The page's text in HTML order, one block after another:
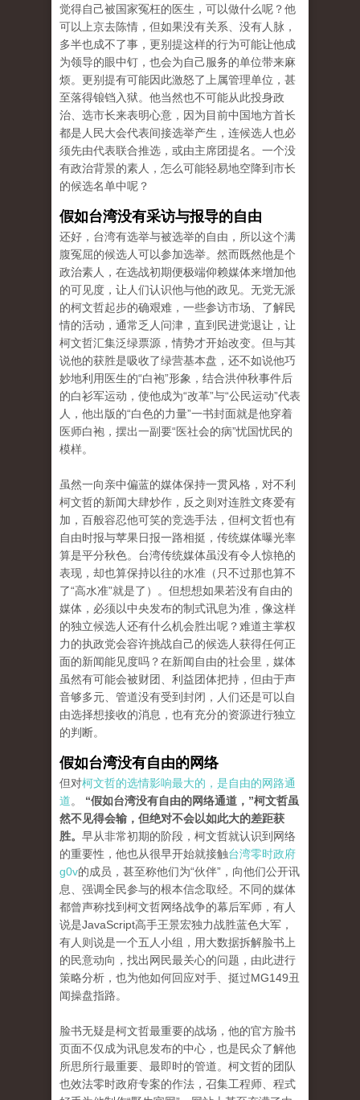
觉得自己被国家冤枉的医生，可以做什么呢？他
可以上京去陈情，但如果没有关系、没有人脉，
多半也成不了事，更别提这样的行为可能让他成
为领导的眼中钉，也会为自己服务的单位带来麻
烦。 更别提有可能因此激怒了上属管理单位，甚
至落得锒铛入狱。 他当然也不可能从此投身政
治、选市长来表明心意，因为目前中国地方首长
都是人民大会代表间接选举产生，连候选人也必
须先由代表联合推选，或由主席团提名。 一个没
有政治背景的素人，怎么可能轻​​易地空降到市长
的候选名单中呢？
假如台湾没有采访与报导的自由
还好，台湾有选举与被​​选举的自由，所以这个满
腹冤屈的候选人可以参加选举。 然而既然他是个
政治素人，在选战初期便极端仰赖媒体来增加他
的可见度，让人们认识他与他的政见。 无党无派
的柯文哲起步的确艰难，一些参访市场、了解民
情的活动，通常乏人问津，直到民进党退让，让
柯文哲汇集泛绿票源，情势才开始改变。 但与其
说他的获胜是吸收了绿营基本盘，还不如说他巧
妙地利用医生的“白袍”形象，结合洪仲秋事件后
的白衫军运动，使他成为“改革”与“公民运动”代表
人，他出版的“白色的力量”一书封面就是他穿着
医师白袍，摆出一副要“医社会的病”忧国忧民的
模样。
虽然一向亲中偏蓝的媒体保持一贯风格，对不利
柯文哲的新闻大肆炒作，反之则对连胜文疼爱有
加，百般容忍他可笑的竞选手法，但柯文哲也有
自由时报与苹果日报一路相挺 ，传统媒体曝光率
算是平分秋色。 台湾传统媒体虽没有令人惊艳的
表现，却也算保持以往的水准（只不过那也算不
了“高水准”就是了）。 但想想如果若没有自由的
媒体，必须以中央发布的制式讯息为准，像这样
的独立候选人还有什么机会胜出呢？难道主掌权
力的执政党会容许挑战自己的候选人获得任何正
面的新闻能见度吗？在新闻自由的社会里，媒体
虽然有可能会被财团、利益团体把持，但由于声
音够多元、管道没有受到封闭，人们还是可以自
由选择想接收的消息，也有充分的资源进行独立
的判断。
假如台湾没有自由的网络
但对柯文哲的选情影响最大的，是自由的网路通
道。
“假如台湾没有自由的网络通道，”柯文哲虽
然不见得会输，但绝对不会以如此大的差距获
胜。 早从非常初期的阶段，柯文哲就认识到网络
的重要性，他也从很早开始就接触台湾零时政府
g0v的成员，甚至称他们为“伙伴”，向他们公开讯
息、强调全民参与的根本信念取经。 不同的媒体
都曾声称找到柯文哲网络战争的幕后军师，有人
说是JavaScript高手王景宏独力战胜蓝色大军，
有人则说是一个五人小组，用大数据拆解脸书上
的民意动向，找出 网民最关心的问题，由此进行
策略分析，也为他如何回应对手、挺过MG149丑
闻操盘指路。
脸书无疑是柯文哲最重要的战场，他的官方脸书
页面不仅成为讯息发布的中心，也是民众了解他
所思所行最重要、最即时的管道。 柯文哲的团队
也效法零时政府专案的作法，召集工程师、程式